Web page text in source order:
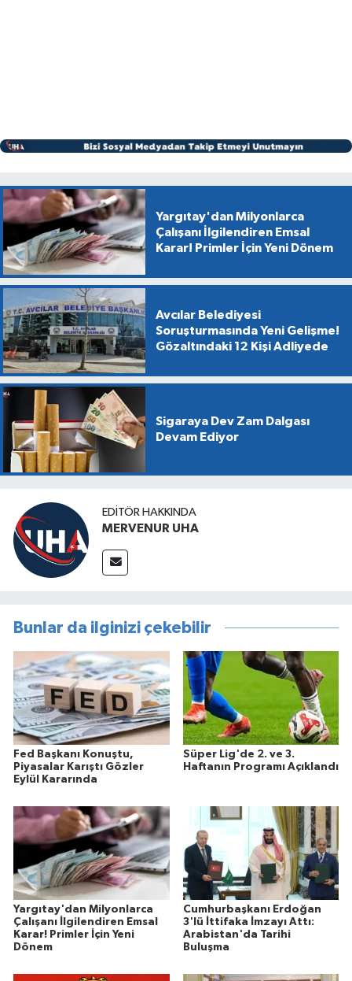
Yargıtay'dan Milyonlarca
Çalışanı İlgilendiren Emsal
Karar! Primler İçin Yeni Dönem
Avcılar Belediyesi
Soruşturmasında Yeni Gelişme!
Gözaltındaki 12 Kişi Adliyede
Sigaraya Dev Zam Dalgası
Devam Ediyor
EDITÖR HAKKINDA
MERVENUR UHA
Bunlar da ilginizi çekebilir
Fed Başkanı Konuştu,
Piyasalar Karıştı Gözler
Eylül Kararında
Süper Lig'de 2. ve 3.
Haftanın Programı Açıklandı
Yargıtay'dan Milyonlarca
Çalışanı İlgilendiren Emsal
Karar! Primler İçin Yeni
Dönem
Cumhurbaşkanı Erdoğan
3'lü İttifaka İmzayı Attı:
Arabistan'da Tarihi
Buluşma